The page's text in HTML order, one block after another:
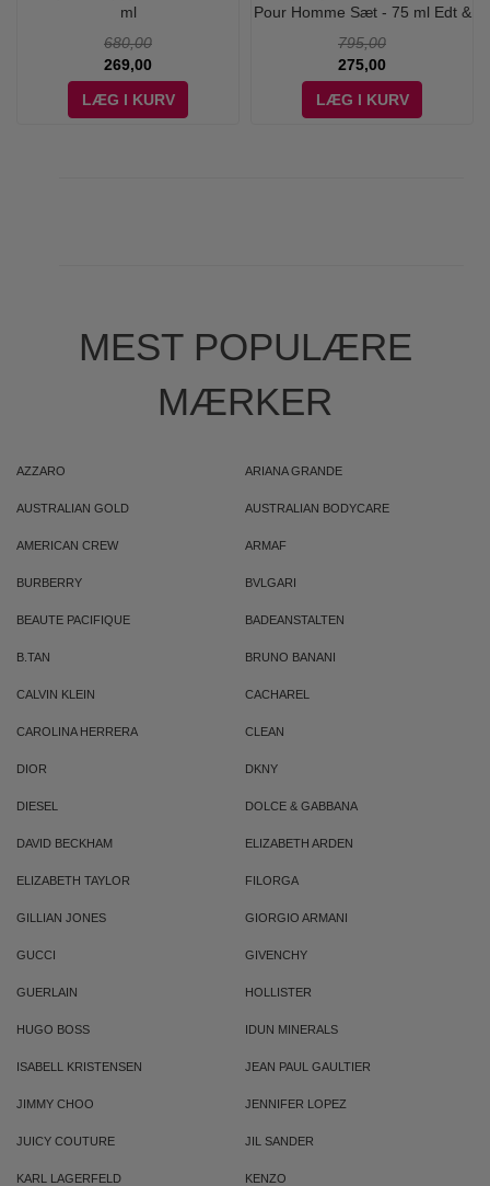
ml
680,00
269,00
LÆG I KURV
Pour Homme Sæt - 75 ml Edt &
795,00
275,00
LÆG I KURV
MEST POPULÆRE
MÆRKER
AZZARO ARIANA GRANDE
AUSTRALIAN GOLD AUSTRALIAN BODYCARE
AMERICAN CREW ARMAF
BURBERRY BVLGARI
BEAUTE PACIFIQUE BADEANSTALTEN
B.TAN BRUNO BANANI
CALVIN KLEIN CACHAREL
CAROLINA HERRERA CLEAN
DIOR DKNY
DIESEL DOLCE & GABBANA
DAVID BECKHAM ELIZABETH ARDEN
ELIZABETH TAYLOR FILORGA
GILLIAN JONES GIORGIO ARMANI
GUCCI GIVENCHY
GUERLAIN HOLLISTER
HUGO BOSS IDUN MINERALS
ISABELL KRISTENSEN JEAN PAUL GAULTIER
JIMMY CHOO JENNIFER LOPEZ
JUICY COUTURE JIL SANDER
KARL LAGERFELD KENZO